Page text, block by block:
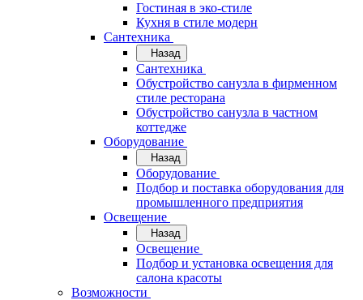
Гостиная в эко-стиле
Кухня в стиле модерн
Сантехника
Назад
Сантехника
Обустройство санузла в фирменном
стиле ресторана
Обустройство санузла в частном
коттедже
Оборудование
Назад
Оборудование
Подбор и поставка оборудования для
промышленного предприятия
Освещение
Назад
Освещение
Подбор и установка освещения для
салона красоты
Возможности